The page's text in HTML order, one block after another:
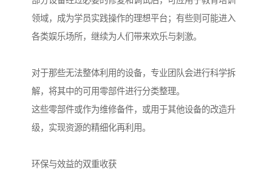
领域，成为学员实践操作的理想平台；有些则可能进入
各类娱乐场所，继续为人们带来欢乐与刺激。
对于那些无法整体利用的设备，专业团队会进行科学拆
解，将其中的可用零部件进行分类整理。
这些零部件或作为维修备件，或用于其他设备的改造升
级，实现资源的精细化再利用。
环保与效益的双重收获